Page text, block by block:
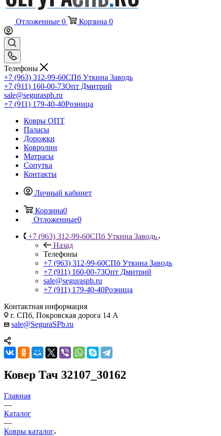
Отложенные 0 Корзина 0
Телефоны
+7 (963) 312-99-60СПб Уткина Заводь
+7 (911) 160-00-73Опт Дмитрий
sale@seguraspb.ru
+7 (911) 179-40-40Розница
Ковры ОПТ
Паласы
Дорожки
Ковролин
Матрасы
Сопутка
Контакты
Личный кабинет
Корзина0
Отложенные0
+7 (963) 312-99-60СПб Уткина Заводь
Назад
Телефоны
+7 (963) 312-99-60СПб Уткина Заводь
+7 (911) 160-00-73Опт Дмитрий
sale@seguraspb.ru
+7 (911) 179-40-40Розница
Контактная информация
г. СПб, Покровская дорога 14 А
sale@SeguraSPb.ru
Ковер Тач 32107_30162
Главная
—
Каталог
—
Ковры каталог